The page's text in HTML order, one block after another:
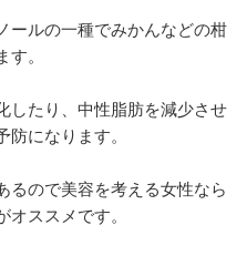
ールの一種でみかんなどの柑
。
したり、中性脂肪を減少させ
になります。
るので美容を考える女性なら
ススメです。